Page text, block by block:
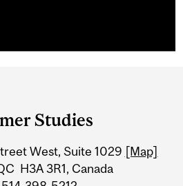
Studies
West, Suite 1029 [Map]
H3A 3R1, Canada